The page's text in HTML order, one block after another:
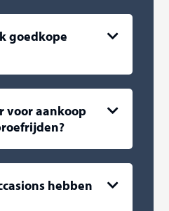
goedkope
voor aankoop
hebben